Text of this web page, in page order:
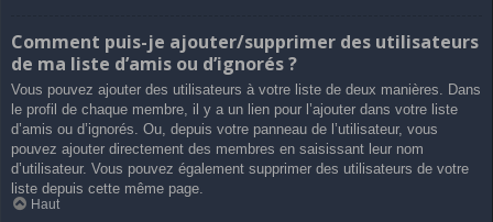
Comment puis-je ajouter/supprimer des utilisateurs
de ma liste d’amis ou d’ignorés ?
Vous pouvez ajouter des utilisateurs à votre liste de deux manières. Dans
le profil de chaque membre, il y a un lien pour l’ajouter dans votre liste
d’amis ou d’ignorés. Ou, depuis votre panneau de l’utilisateur, vous
pouvez ajouter directement des membres en saisissant leur nom
d’utilisateur. Vous pouvez également supprimer des utilisateurs de votre
liste depuis cette même page.
Haut